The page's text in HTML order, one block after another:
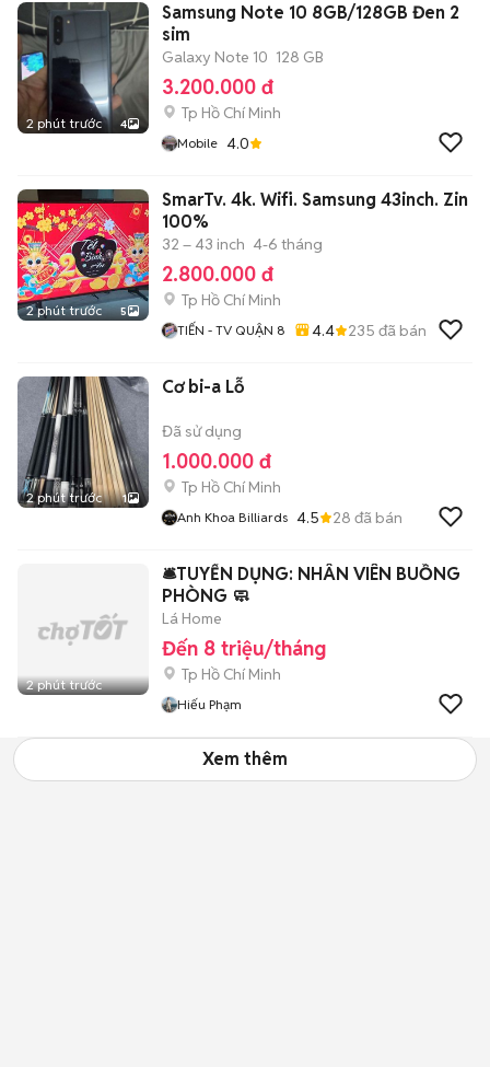
2 phút trước 4
Samsung Note 10 8GB/128GB Đen 2
sim
Galaxy Note 10 128 GB
3.200.000 đ
Tp Hồ Chí Minh
Mobile 4.0
2 phút trước 5
SmarTv. 4k. Wifi. Samsung 43inch. Zin
100%
32 – 43 inch 4-6 tháng
2.800.000 đ
Tp Hồ Chí Minh
TIẾN - TV QUẬN 8 4.4 235 đã bán
2 phút trước 1
Cơ bi-a Lỗ
Đã sử dụng
1.000.000 đ
Tp Hồ Chí Minh
Anh Khoa Billiards 4.5 28 đã bán
2 phút trước
🛎️TUYỂN DỤNG: NHÂN VIÊN BUỒNG
PHÒNG 🧼
Lá Home
Đến 8 triệu/tháng
Tp Hồ Chí Minh
Hiếu Phạm
Xem thêm